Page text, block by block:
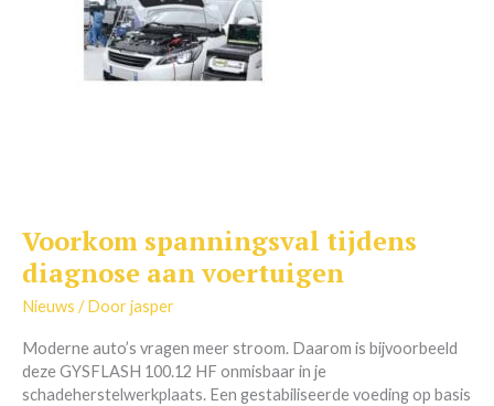
Voorkom spanningsval tijdens
diagnose aan voertuigen
Nieuws / Doorjasper
Moderne auto’s vragen meer stroom. Daarom is bijvoorbeeld
deze GYSFLASH 100.12 HF onmisbaar in je
schadeherstelwerkplaats. Een gestabiliseerde voeding op basis
Voorkom
spanningsval
tijdens
diagnose
voertuigen